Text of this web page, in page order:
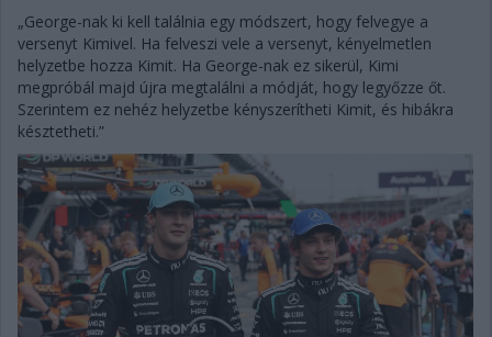
„George-nak ki kell találnia egy módszert, hogy felvegye a
versenyt Kimivel. Ha felveszi vele a versenyt, kényelmetlen
helyzetbe hozza Kimit. Ha George-nak ez sikerül, Kimi
megpróbál majd újra megtalálni a módját, hogy legyőzze őt.
Szerintem ez nehéz helyzetbe kényszerítheti Kimit, és hibákra
késztetheti.”